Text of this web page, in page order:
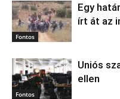
Fontos
Egy
írt át az
Fontos
Uniós
ellen